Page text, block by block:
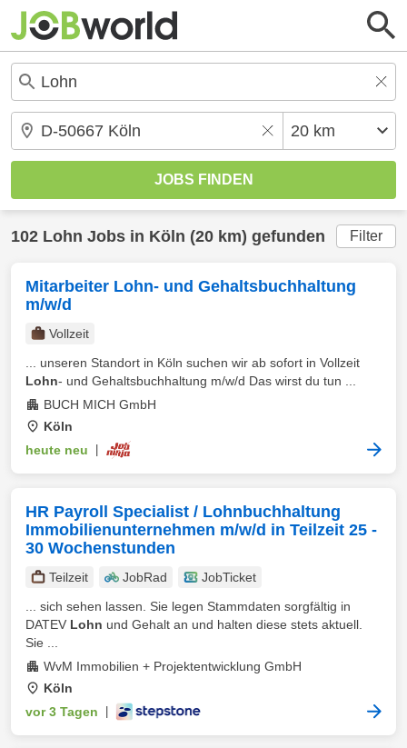
102 Lohn Jobs in Köln (20 km) gefunden Filter
Mitarbeiter Lohn- und Gehaltsbuchhaltung
m/w/d
Vollzeit
... unseren Standort in Köln suchen wir ab sofort in Vollzeit
Lohn- und Gehaltsbuchhaltung m/w/d Das wirst du tun ...
BUCH MICH GmbH
Köln
heute neu
HR Payroll Specialist / Lohnbuchhaltung
Immobilienunternehmen m/w/d in Teilzeit 25 -
30 Wochenstunden
Teilzeit JobRad
JobTicket
... sich sehen lassen. Sie legen Stammdaten sorgfältig in
DATEV Lohn und Gehalt an und halten diese stets aktuell.
Sie ...
WvM Immobilien + Projektentwicklung GmbH
Köln
vor 3 Tagen